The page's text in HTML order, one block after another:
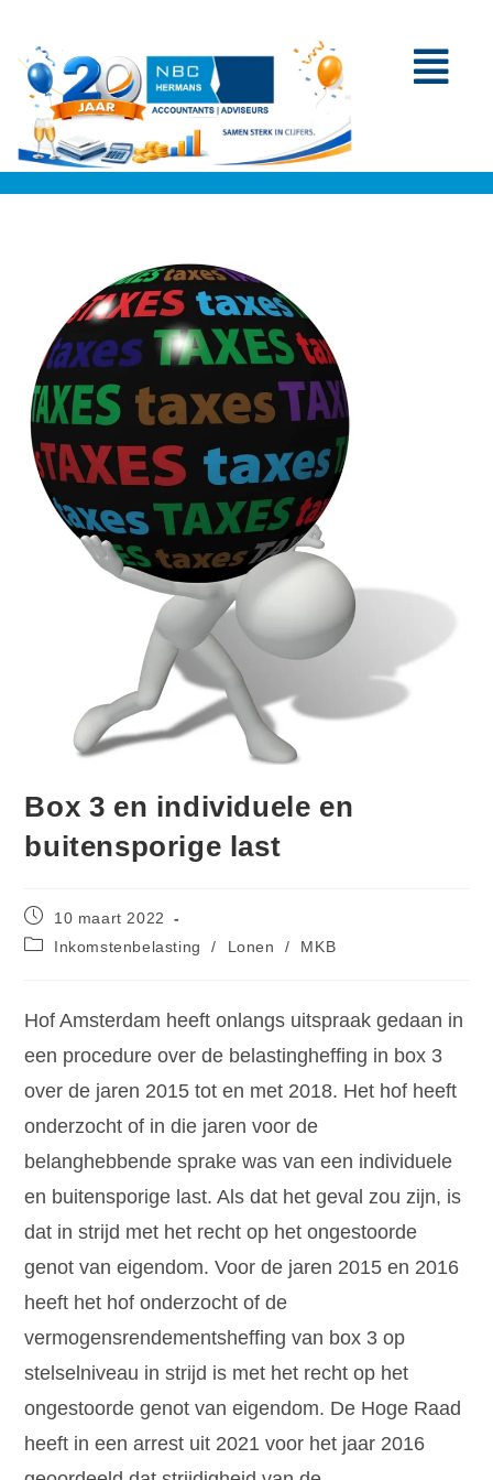
Box 3 en individuele en
buitensporige last
10 maart 2022
Inkomstenbelasting
/ Lonen / MKB
Hof Amsterdam heeft onlangs uitspraak gedaan in
een procedure over de belastingheffing in box 3
over de jaren 2015 tot en met 2018. Het hof heeft
onderzocht of in die jaren voor de
belanghebbende sprake was van een individuele
en buitensporige last. Als dat het geval zou zijn, is
dat in strijd met het recht op het ongestoorde
genot van eigendom. Voor de jaren 2015 en 2016
heeft het hof onderzocht of de
vermogensrendementsheffing van box 3 op
stelselniveau in strijd is met het recht op het
ongestoorde genot van eigendom. De Hoge Raad
heeft in een arrest uit 2021 voor het jaar 2016